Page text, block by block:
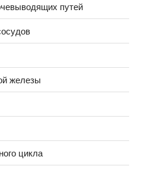
путей
железы
цикла